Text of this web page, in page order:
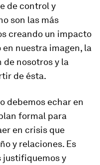
de control y
son las más
creando un impacto
nuestra imagen, la
nosotros y la
de ésta.
debemos echar en
formal para
en crisis que
y relaciones. Es
justifiquemos y